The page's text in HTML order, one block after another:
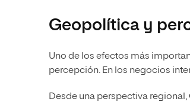
Geopolítica y
Uno de los efectos más
percepción. En los negocios
Desde una perspectiva